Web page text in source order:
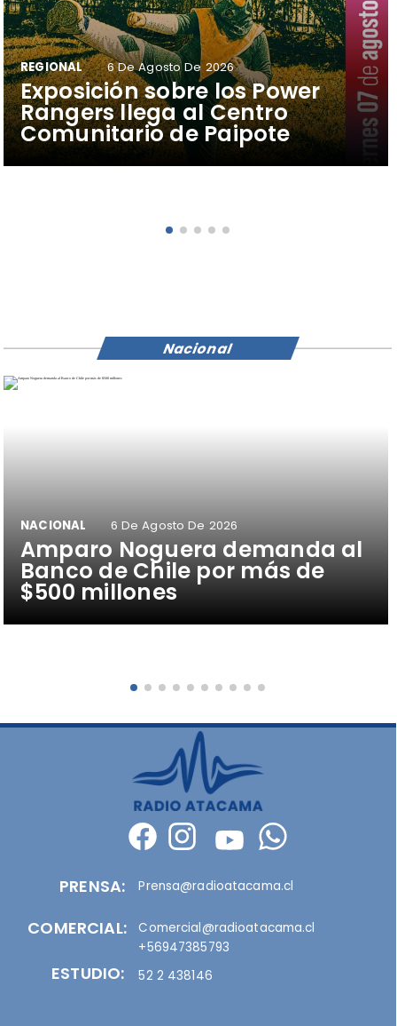
​Exposición sobre los Power
Rangers llega al Centro
Comunitario de Paipote
REGIONAL 6 De Agosto De 2026
Amparo Noguera demanda al
Banco de Chile por más de
$500 millones
NACIONAL 6 De Agosto De 2026
Nacional
PRENSA:
COMERCIAL:
Prensa@radioatacama.cl
Comercial@radioatacama.cl
+56947385793
ESTUDIO: 52 2 438146